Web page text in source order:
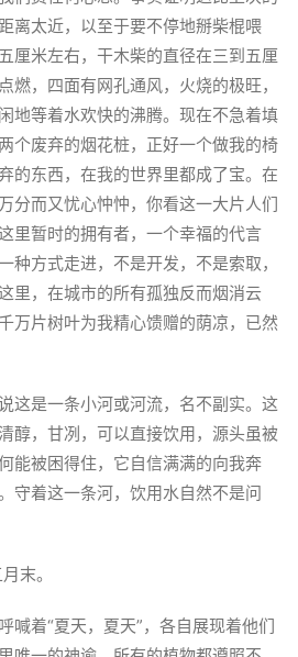
离太近，以至于要不停地掰柴棍喂
厘米左右，干木柴的直径在三到五厘
燃，四面有网孔通风，火烧的极旺，
地等着水欢快的沸腾。现在不急着填
个废弃的烟花桩，正好一个做我的椅
的东西，在我的世界里都成了宝。在
分而又忧心忡忡，你看这一大片人们
里暂时的拥有者，一个幸福的代言
种方式走进，不是开发，不是索取，
里，在城市的所有孤独反而烟消云
万片树叶为我精心馈赠的荫凉，已然
这是一条小河或河流，名不副实。这
醇，甘冽，可以直接饮用，源头虽被
能被困得住，它自信满满的向我奔
守着这一条河，饮用水自然不是问
末。
喊着“夏天，夏天”，各自展现着他们